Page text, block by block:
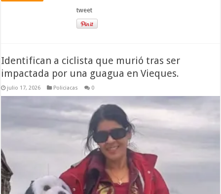
tweet
Identifican a ciclista que murió tras ser
impactada por una guagua en Vieques.
julio 17, 2026 Policiacas 0